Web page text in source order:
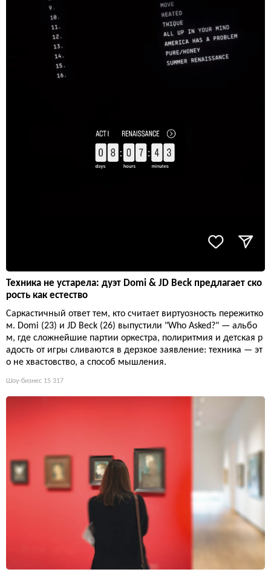
Техника не устарела: дуэт Domi & JD Beck предлагает ско
рость как естество
Саркастичный ответ тем, кто считает виртуозность пережитко
м. Domi (23) и JD Beck (26) выпустили "Who Asked?" — альбо
м, где сложнейшие партии оркестра, полиритмия и детская р
адость от игры сливаются в дерзкое заявление: техника — эт
о не хвастовство, а способ мышления.
Шоу-бизнес 15 317